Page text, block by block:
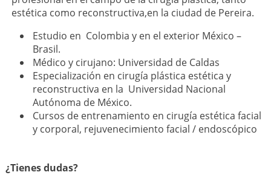
estética como reconstructiva,en la ciudad de Pereira.
Estudio en Colombia y en el exterior México –
Brasil.
Médico y cirujano: Universidad de Caldas
Especialización en cirugía plástica estética y
reconstructiva en la Universidad Nacional
Autónoma de México.
Cursos de entrenamiento en cirugía estética facial
y corporal, rejuvenecimiento facial / endoscópico
¿Tienes dudas?